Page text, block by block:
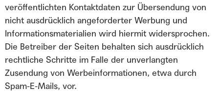
veröffentlichten Kontaktdaten zur Übersendung von
nicht ausdrücklich angeforderter Werbung und
Informationsmaterialien wird hiermit widersprochen.
Die Betreiber der Seiten behalten sich ausdrücklich
rechtliche Schritte im Falle der unverlangten
Zusendung von Werbeinformationen, etwa durch
Spam-E-Mails, vor.